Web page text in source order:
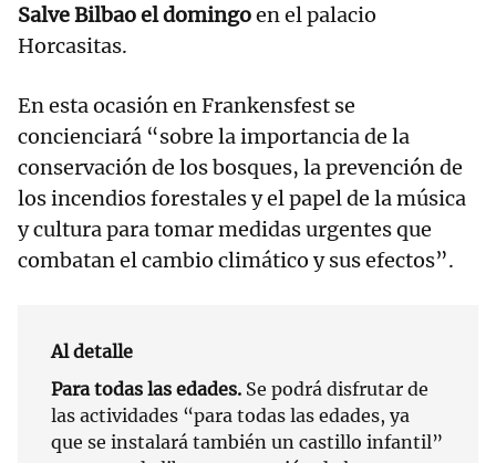
Salve Bilbao el domingoen el palacio
Horcasitas.
En esta ocasión en Frankensfest se
concienciará “sobre la importancia de la
conservación de los bosques, la prevención de
los incendios forestales y el papel de la música
y cultura para tomar medidas urgentes que
combatan el cambio climático y sus efectos”.
Al detalle
Para todas las edades. Se podrá disfrutar de
las actividades “para todas las edades, ya
que se instalará también un castillo infantil”